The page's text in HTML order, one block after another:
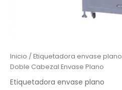
Inicio / Etiquetadora envase plano
Doble Cabezal Envase Plano
Etiquetadora envase plano